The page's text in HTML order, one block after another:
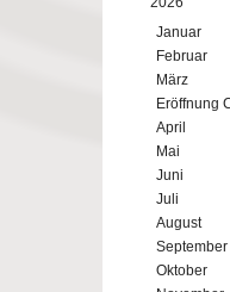
Januar
Februar
März
Eröffnung
April
Mai
Juni
Juli
August
September
Oktober